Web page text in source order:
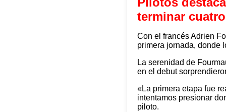
terminar
Con el francés Adrien
primera jornada, donde
La serenidad de
en el debut
«La primera etapa fue
intentamos presionar
piloto.